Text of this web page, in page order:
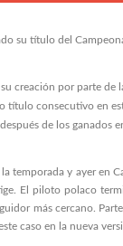
su título del
creación por parte de
título consecutivo en
de los ganados
temporada y ayer en
El piloto polaco
más cercano.
caso en la nueva